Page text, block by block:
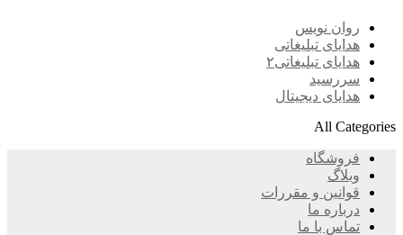
روان نویس
هدایای تبلیغاتی
هدایای تبلیغاتی۲
سررسید
هدایای دیجیتال
All Categories
فروشگاه
وبلاگ
قوانین و مقررات
درباره ما
تماس با ما